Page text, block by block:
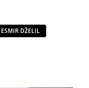
ESMIR DŽELIL